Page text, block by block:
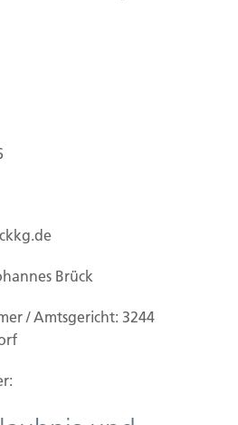
Brück
/ Amtsgericht: 3244